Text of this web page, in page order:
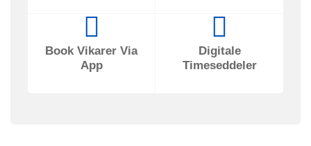
Book Vikarer Via
App
Digitale
Timeseddeler